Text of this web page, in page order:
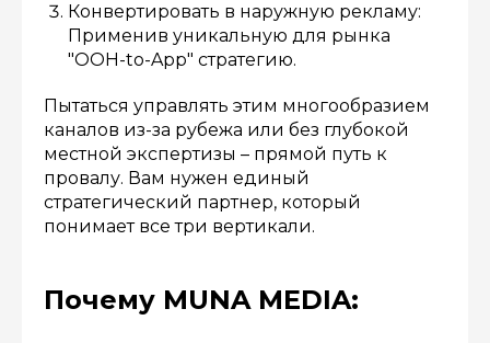
Конвертировать в наружную рекламу:
Применив уникальную для рынка
"OOH-to-App" стратегию.
Пытаться управлять этим многообразием
каналов из-за рубежа или без глубокой
местной экспертизы – прямой путь к
провалу. Вам нужен единый
стратегический партнер, который
понимает все три вертикали.
Почему MUNA MEDIA: